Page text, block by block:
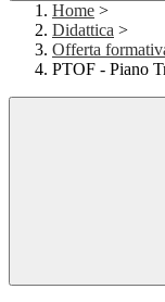
Home >
Didattica >
Offerta
PTOF - Piano